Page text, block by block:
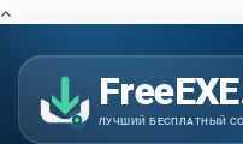
ЛУЧШИЙ БЕСПЛАТНЫЙ